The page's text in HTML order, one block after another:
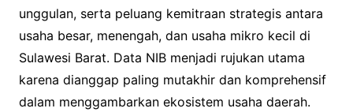
unggulan, serta peluang kemitraan strategis antara
usaha besar, menengah, dan usaha mikro kecil di
Sulawesi Barat. Data NIB menjadi rujukan utama
karena dianggap paling mutakhir dan komprehensif
dalam menggambarkan ekosistem usaha daerah.